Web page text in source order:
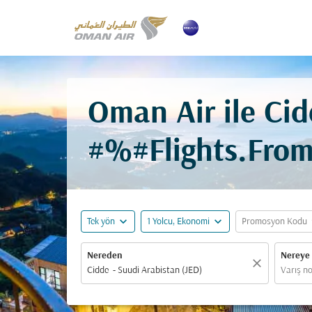
Oman Air ile
Tek yön expand_more 1 Yolcu, Ekonomi expand_more Promosyon Kodu
Nereden
close
Nereye